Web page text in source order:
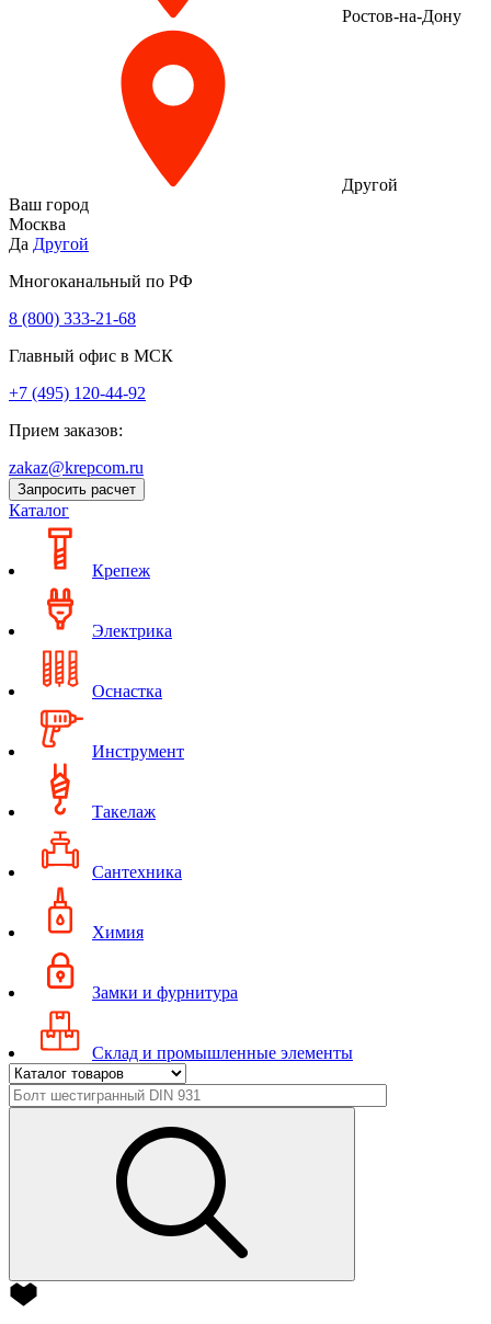
Ростов-на-Дону
Другой
Ваш город
Москва
Да Другой
Многоканальный по РФ
8 (800) 333‑21-68
Главный офис в МСК
+7 (495) 120-44-92
Прием заказов:
zakaz@krepcom.ru
Запросить расчет
Каталог
Крепеж
Электрика
Оснастка
Инструмент
Такелаж
Сантехника
Химия
Замки и фурнитура
Склад и промышленные элементы